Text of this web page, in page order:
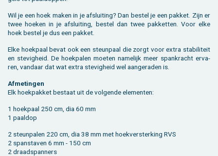
Wil je een hoek maken in je af­slui­ting? Dan be­stel je een pak­ket. Zijn er
twee hoe­ken in je af­slui­ting, be­stel dan twee pak­ket­ten. Voor elke
hoek be­stel je dus een pak­ket.
Elke hoek­paal bevat ook een steun­paal die zorgt voor extra sta­bi­li­teit
en ste­vig­heid. De hoek­pa­len moe­ten na­me­lijk meer span­kracht er­va­
ren, van­daar dat wat extra ste­vig­heid wel aan­ge­ra­den is.
Af­me­tin­gen
Elk hoek­pak­ket be­staat uit de vol­gen­de ele­men­ten:
1 hoek­paal 250 cm, dia 60 mm
1 paaldop
2 steun­pa­len 220 cm, dia 38 mm met hoek­ver­ster­king RVS
2 span­sta­ven 6 mm - 150 cm
2 draad­span­ners